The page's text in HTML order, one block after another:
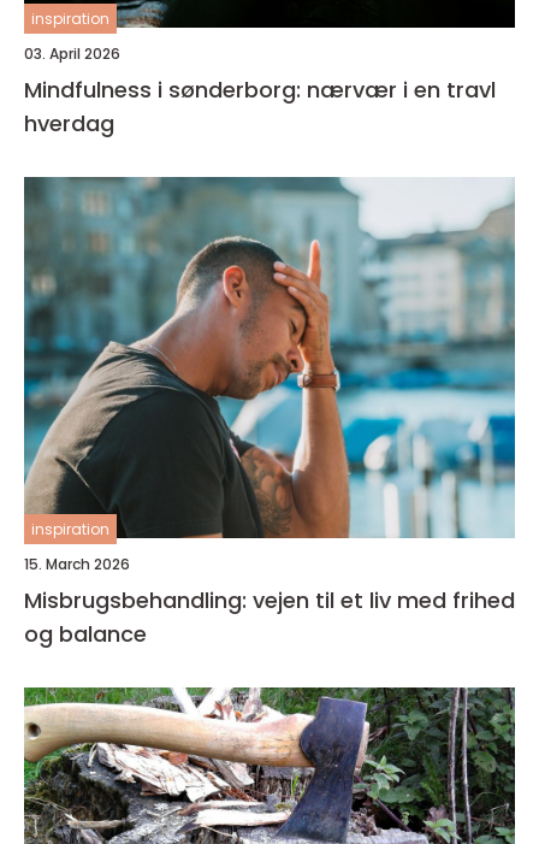
inspiration
03. April 2026
Mindfulness i sønderborg: nærvær i en travl
hverdag
inspiration
15. March 2026
Misbrugsbehandling: vejen til et liv med frihed
og balance